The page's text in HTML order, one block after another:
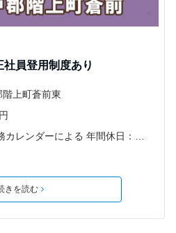
員登用制度あり
上町蒼前東
きを読む